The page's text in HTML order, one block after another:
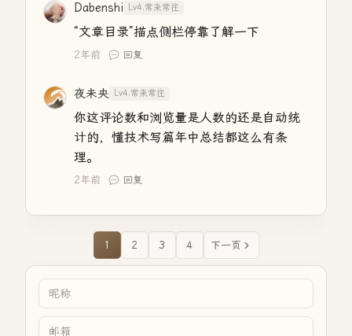
Dabenshi Lv4.常来常往
“文章目录”描点侧栏停靠了解一下
2年前 回复
夜未央 Lv4.常来常往
你这评论数和浏览量是人数的还是自动统
计的，懂技术写篇年中总结都这么有条
理。
2年前 回复
1 2 3 4 下一页